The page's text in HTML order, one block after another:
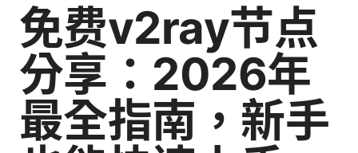
免费v2ray节点
分享：2026年
最全指南，新手